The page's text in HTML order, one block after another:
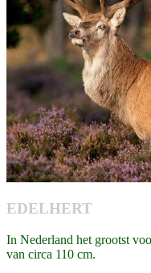
EDELHERT
In Nederland het grootst
van circa 110 cm.